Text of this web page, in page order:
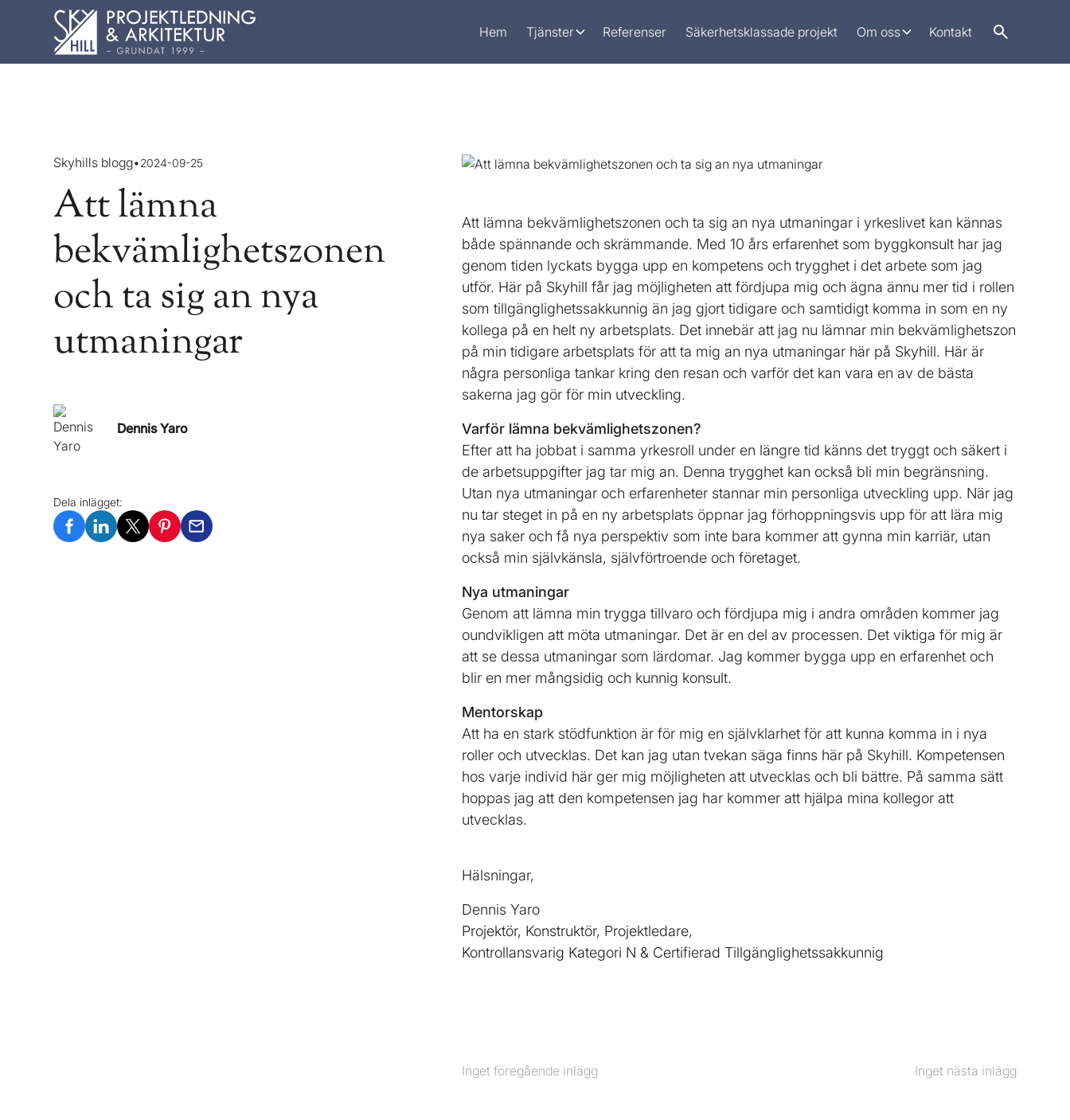
Hem Tjänster Referenser Säkerhetsklassade projekt Om oss Kontakt
Skyhills blogg•2024-09-25
Att lämna
bekvämlighetszonen
och ta sig an nya
utmaningar
Dennis Yaro
Dela inlägget:
Att lämna bekvämlighetszonen och ta sig an nya utmaningar i yrkeslivet kan kännas
både spännande och skrämmande. Med 10 års erfarenhet som byggkonsult har jag
genom tiden lyckats bygga upp en kompetens och trygghet i det arbete som jag
utför. Här på Skyhill får jag möjligheten att fördjupa mig och ägna ännu mer tid i rollen
som tillgänglighetssakkunnig än jag gjort tidigare och samtidigt komma in som en ny
kollega på en helt ny arbetsplats. Det innebär att jag nu lämnar min bekvämlighetszon
på min tidigare arbetsplats för att ta mig an nya utmaningar här på Skyhill. Här är
några personliga tankar kring den resan och varför det kan vara en av de bästa
sakerna jag gör för min utveckling.
Varför lämna bekvämlighetszonen?
Efter att ha jobbat i samma yrkesroll under en längre tid känns det tryggt och säkert i
de arbetsuppgifter jag tar mig an. Denna trygghet kan också bli min begränsning.
Utan nya utmaningar och erfarenheter stannar min personliga utveckling upp. När jag
nu tar steget in på en ny arbetsplats öppnar jag förhoppningsvis upp för att lära mig
nya saker och få nya perspektiv som inte bara kommer att gynna min karriär, utan
också min självkänsla, självförtroende och företaget.
Nya utmaningar
Genom att lämna min trygga tillvaro och fördjupa mig i andra områden kommer jag
oundvikligen att möta utmaningar. Det är en del av processen. Det viktiga för mig är
att se dessa utmaningar som lärdomar. Jag kommer bygga upp en erfarenhet och
blir en mer mångsidig och kunnig konsult.
Mentorskap
Att ha en stark stödfunktion är för mig en självklarhet för att kunna komma in i nya
roller och utvecklas. Det kan jag utan tvekan säga finns här på Skyhill. Kompetensen
hos varje individ här ger mig möjligheten att utvecklas och bli bättre. På samma sätt
hoppas jag att den kompetensen jag har kommer att hjälpa mina kollegor att
utvecklas.
Hälsningar,
Dennis Yaro
Projektör, Konstruktör, Projektledare,
Kontrollansvarig Kategori N & Certifierad Tillgänglighetssakkunnig
Föregåendeinlägg
Inget föregående inlägg Nästainlägg
Inget nästa inlägg